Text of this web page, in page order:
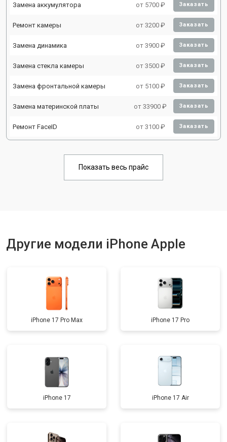
Замена аккумулятора от 5700 ₽ Заказать
Ремонт камеры от 3200 ₽ Заказать
Замена динамика от 3900 ₽ Заказать
Замена стекла камеры от 3500 ₽ Заказать
Замена фронтальной камеры от 5100 ₽ Заказать
Замена материнской платы от 33900 ₽ Заказать
Ремонт FaceID от 3100 ₽ Заказать
Показать весь прайс
Другие модели iPhone Apple
iPhone 17 Pro Max iPhone 17 Pro
iPhone 17 iPhone 17 Air